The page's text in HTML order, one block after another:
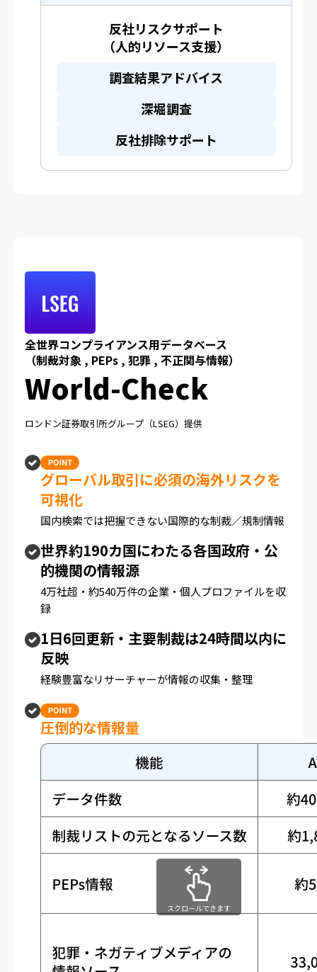
反社リスクサポート
（人的リソース支援）
調査結果アドバイス
深堀調査
反社排除サポート
全世界コンプライアンス用データベース
（制裁対象 , PEPs , 犯罪 , 不正関与情報）
World-Check
ロンドン証券取引所グループ（LSEG）提供
グローバル取引に必須の海外リスクを
可視化
国内検索では把握できない国際的な制裁／規制情報
世界約190カ国にわたる各国政府・公
的機関の情報源
4万社超・約540万件の企業・個人プロファイルを収
録
1日6回更新・主要制裁は24時間以内に
反映
経験豊富なリサーチャーが情報の収集・整理
圧倒的な情報量
スクロールできます